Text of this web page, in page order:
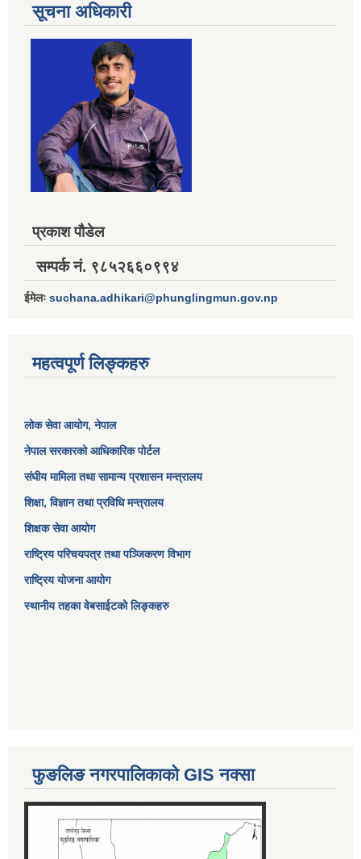
सूचना अधिकारी
प्रकाश पौडेल
सम्पर्क नं. ९८५२६६०९९४
ईमेलः suchana.adhikari@phunglingmun.gov.np
महत्वपूर्ण लिङ्कहरु
लोक सेवा आयोग, नेपाल
नेपाल सरकारको आधिकारिक पोर्टल
संघीय मामिला तथा सामान्य प्रशासन मन्त्रालय
शिक्षा, विज्ञान तथा प्रविधि मन्त्रालय
शिक्षक सेवा आयोग
राष्ट्रिय परिचयपत्र तथा पञ्जिकरण विभाग
राष्ट्रिय योजना आयोग
स्थानीय तहका वेबसाईटको लिङ्कहरु
फुङलिङ नगरपालिकाको GIS नक्सा